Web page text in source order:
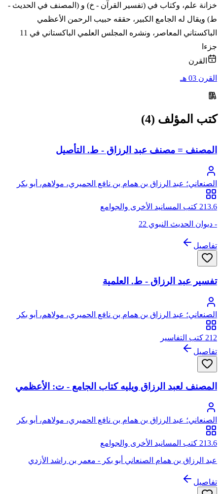
خزانة علم، وكتاب في (تفسير القرآن - خ) و (المصنف في الحديث -
ط) ويقال له الجامع الكبير، حققه حبيب الرحمن الأعظمي
الباكستاني المعاصر، ونشره المجلس العلمي الباكستاني في 11
جزءا
القرن
القرن 03 هـ
كتب المؤلف (4)
المصنف = مصنف عبد الرزاق - ط. التأصيل
الصنعاني؛ عبد الرزاق بن همام بن نافع الحميري، مولاهم، أبو بكر
الصنعاني
213.6 كتب المسانيد الأخرى والجوامع
- ديوان الحديث النبوي 22
تفاصيل
تفسير عبد الرزاق - ط. العلمية
الصنعاني؛ عبد الرزاق بن همام بن نافع الحميري، مولاهم، أبو بكر
الصنعاني
212 كتب التفاسير
تفاصيل
المصنف لعبد الرزاق ويليه كتاب الجامع - ت: الأعظمي
الصنعاني؛ عبد الرزاق بن همام بن نافع الحميري، مولاهم، أبو بكر
الصنعاني
213.6 كتب المسانيد الأخرى والجوامع
عبد الرزاق بن همام الصنعاني أبو بكر - معمر بن راشد الأزدي
تفاصيل